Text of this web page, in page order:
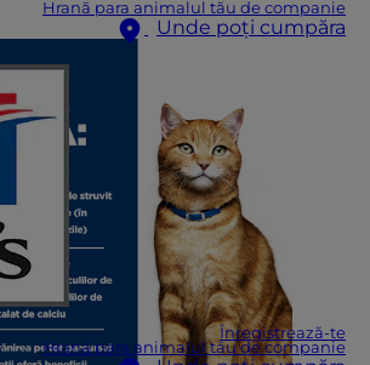
Hrană para animalul tău de companie
Unde poți cumpăra
Înregistrează-te
Hrană para animalul tău de companie